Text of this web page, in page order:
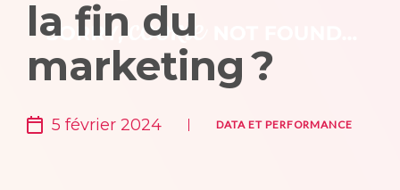
la fin du
marketing ?
5 février 2024 DATA ET PERFORMANCE